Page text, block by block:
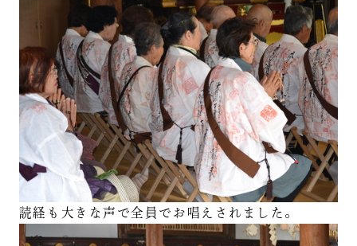
読経も大きな声で全員でお唱えされました。